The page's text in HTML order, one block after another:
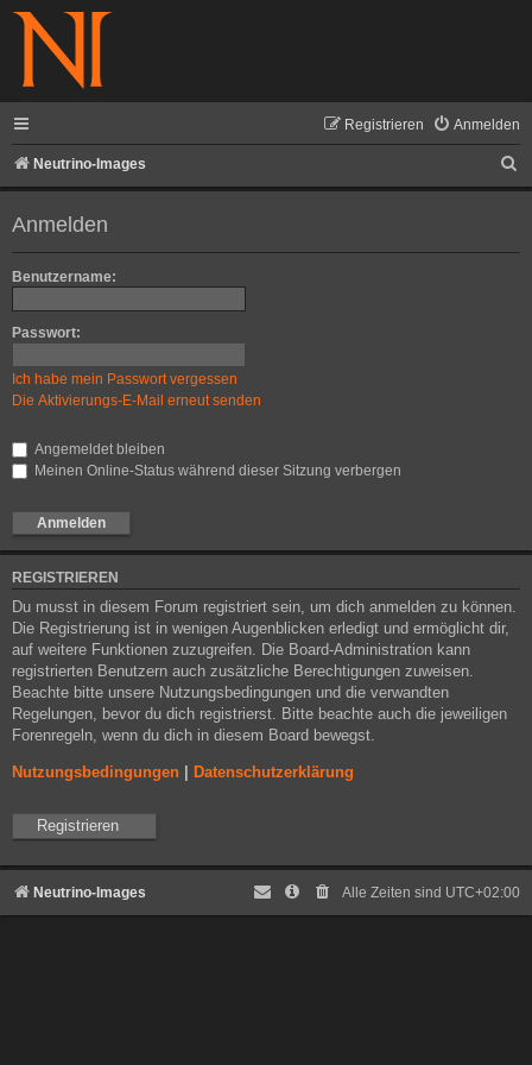
Anmelden
Registrieren
Neutrino-Images
u
Anmelden
Benutzername:
Passwort:
Ich habe mein Passwort vergessen
Die Aktivierungs-E-Mail erneut senden
Angemeldet bleiben
Meinen Online-Status während dieser Sitzung verbergen
REGISTRIEREN
Du musst in diesem Forum registriert sein, um dich anmelden zu können.
Die Registrierung ist in wenigen Augenblicken erledigt und ermöglicht dir,
auf weitere Funktionen zuzugreifen. Die Board-Administration kann
registrierten Benutzern auch zusätzliche Berechtigungen zuweisen.
Beachte bitte unsere Nutzungsbedingungen und die verwandten
Regelungen, bevor du dich registrierst. Bitte beachte auch die jeweiligen
Forenregeln, wenn du dich in diesem Board bewegst.
Nutzungsbedingungen Datenschutzerklärung
Registrieren
Neutrino-Images Alle Zeiten sind UTC+02:00